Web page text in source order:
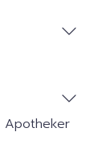
Apotheker